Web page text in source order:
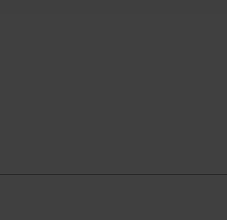
primario: gasolina
(potencia max) 280 Nm de par
primario
(mixto), 14,9 km/l (mixto), 746
5,9, 16,9, 6,8, 14,7, 28, 37, 40 y 35
conductor), 1.000 kg (peso